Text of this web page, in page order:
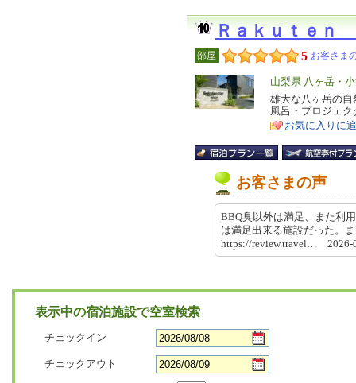
Ｒａｋｕｔｅ
部屋 5 お客さま
エ
リ
ア
山梨県 八ヶ岳・
特
徴
雄大な八ヶ岳の
風呂・プロジェ
お気に入りに
お客さまの声
BBQ臭以外は満足、また利
は満足出来る施設だった。
https://review.travel… 2026-
表示中の宿泊施設で空室検索
チェックイン
チェックアウト